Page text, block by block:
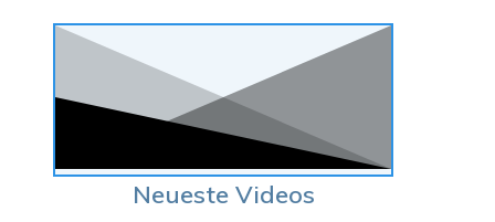
Neueste Videos